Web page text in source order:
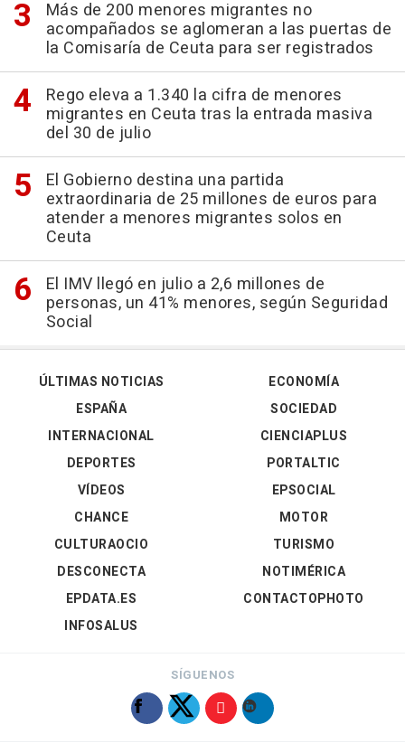
Más de 200 menores migrantes no
acompañados se aglomeran a las puertas de
la Comisaría de Ceuta para ser registrados
Rego eleva a 1.340 la cifra de menores
migrantes en Ceuta tras la entrada masiva
del 30 de julio
El Gobierno destina una partida
extraordinaria de 25 millones de euros para
atender a menores migrantes solos en
Ceuta
El IMV llegó en julio a 2,6 millones de
personas, un 41% menores, según Seguridad
Social
ÚLTIMAS NOTICIAS
ESPAÑA
INTERNACIONAL
DEPORTES
VÍDEOS
ECONOMÍA
SOCIEDAD
CIENCIAPLUS
PORTALTIC
EPSOCIAL
CHANCE
CULTURAOCIO
DESCONECTA
EPDATA.ES
INFOSALUS
MOTOR
TURISMO
NOTIMÉRICA
CONTACTOPHOTO
SÍGUENOS